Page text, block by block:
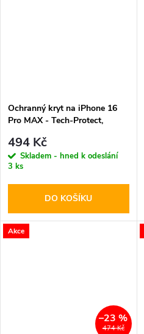
Ochranný kryt na iPhone 16
Pro MAX - Tech-Protect,
494 Kč
Skladem - hned k odeslání
3 ks
DO KOŠÍKU
Akce
474 Kč
–23 %